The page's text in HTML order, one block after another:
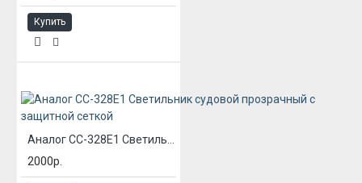
Купить
2000р.